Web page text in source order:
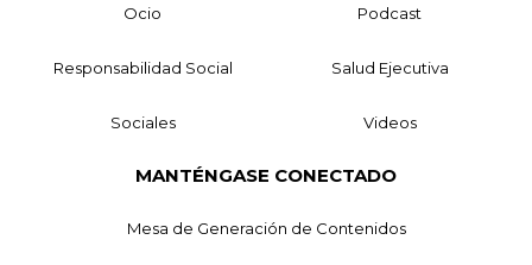
Ocio Podcast
Responsabilidad Social Salud Ejecutiva
Sociales Videos
MANTÉNGASE CONECTADO
Mesa de Generación de Contenidos